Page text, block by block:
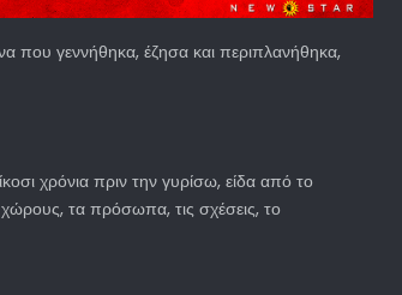
που γεννήθηκα, έζησα και περιπλανήθηκα,
χρόνια πριν την γυρίσω, είδα από το
τα πρόσωπα, τις σχέσεις, το